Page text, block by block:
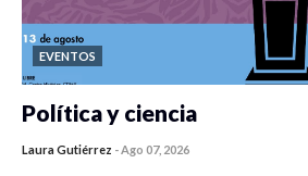
EVENTOS
Política y ciencia
Laura Gutiérrez -Ago 07, 2026